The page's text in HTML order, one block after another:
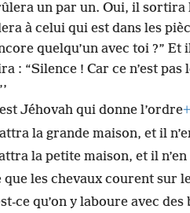
un par un. Oui, il sortira
à celui qui est dans les
quelqu’un avec toi ?”
: “Silence ! Car ce n’est
Jéhovah qui donne l’ordre+
la grande maison, et il
la petite maison, et il
que les chevaux courent sur
ce qu’on y laboure avec des